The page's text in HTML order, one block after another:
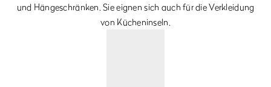
und Hängeschränken. Sie eignen sich auch für die Verkleidung
von Kücheninseln.